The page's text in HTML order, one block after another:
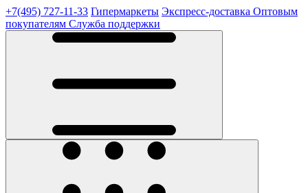
+7(495) 727-11-33 Гипермаркеты Экспресс-доставка Оптовым
покупателям Служба поддержки